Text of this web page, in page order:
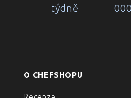
týdně
O CHEFSHOPU